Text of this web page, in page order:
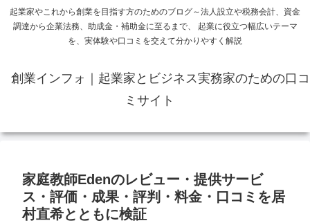
起業家やこれから創業を目指す方のためのブログ～法人設立や税務会計、資金
調達から企業法務、助成金・補助金に至るまで、 起業に役立つ幅広いテーマ
を、実体験や口コミを交えて分かりやすく解説
創業インフォ｜起業家とビジネス実務家のための口コ
ミサイト
家庭教師Edenのレビュー・提供サービ
ス・評価・成果・評判・料金・口コミを居
村直希とともに検証